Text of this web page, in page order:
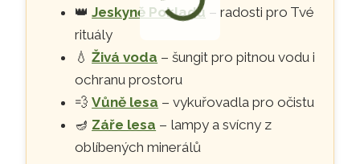
👑Jeskyně Pokladů – radosti pro Tvé
rituály
💧Živá voda – šungit pro pitnou vodu i
ochranu prostoru
💨Vůně lesa – vykuřovadla pro očistu
🪔 Záře lesa – lampy a svícny z
oblíbených minerálů